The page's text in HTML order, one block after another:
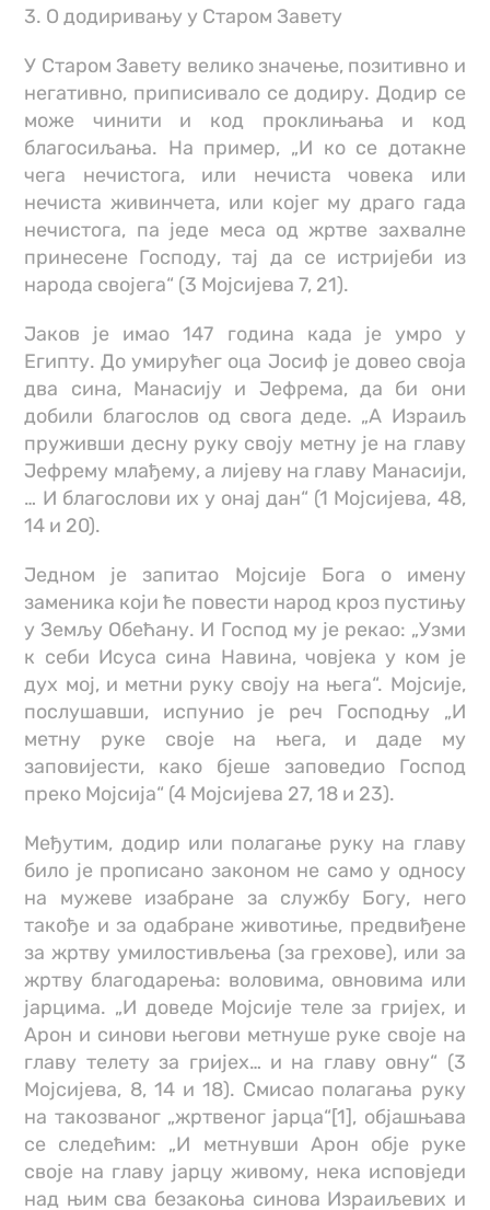
3. О додиривању у Старом Завету
У Старом Завету велико значење, позитивно и
негативно, приписивало се додиру. Додир се
може чинити и код проклињања и код
благосиљања. На пример, „И ко се дотакне
чега нечистога, или нечиста човека или
нечиста живинчета, или којег му драго гада
нечистога, па једе меса од жртве захвалне
принесене Господу, тај да се истријеби из
народа својега“ (3 Мојсијева 7, 21).
Јаков је имао 147 година када је умро у
Египту. До умирућег оца Јосиф је довео своја
два сина, Манасију и Јефрема, да би они
добили благослов од свога деде. „А Израиљ
пруживши десну руку своју метну је на главу
Јефрему млађему, а лијеву на главу Манасији,
… И благослови их у онај дан“ (1 Мојсијева, 48,
14 и 20).
Једном је запитао Мојсије Бога о имену
заменика који ће повести народ кроз пустињу
у Земљу Обећану. И Господ му је рекао: „Узми
к себи Исуса сина Навина, човјека у ком је
дух мој, и метни руку своју на њега“. Мојсије,
послушавши, испунио је реч Господњу „И
метну руке своје на њега, и даде му
заповијести, како бјеше заповедио Господ
преко Мојсија“ (4 Мојсијева 27, 18 и 23).
Међутим, додир или полагање руку на главу
било је прописано законом не само у односу
на мужеве изабране за службу Богу, него
такође и за одабране животиње, предвиђене
за жртву умилостивљења (за грехове), или за
жртву благодарења: воловима, овновима или
јарцима. „И доведе Мојсије теле за гријех, и
Арон и синови његови метнуше руке своје на
главу телету за гријех… и на главу овну“ (3
Мојсијева, 8, 14 и 18). Смисао полагања руку
на такозваног „жртвеног јарца“[1], објашњава
се следећим: „И метнувши Арон обје руке
своје на главу јарцу живому, нека исповједи
над њим сва безакоња синова Израиљевих и